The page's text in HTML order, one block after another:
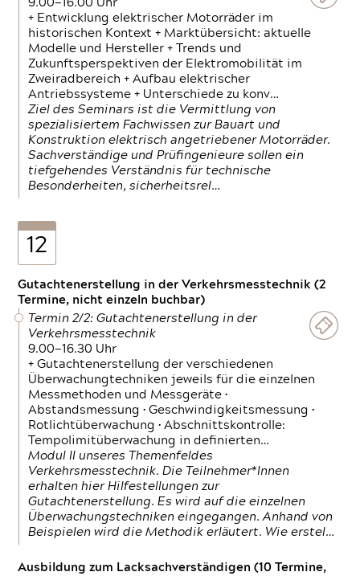
9.00—16.00 Uhr
+ Entwicklung elektrischer Motorräder im
historischen Kontext + Marktübersicht: aktuelle
Modelle und Hersteller + Trends und
Zukunftsperspektiven der Elektromobilität im
Zweiradbereich + Aufbau elektrischer
Antriebssysteme + Unterschiede zu konv…
Ziel des Seminars ist die Vermittlung von
spezialisiertem Fachwissen zur Bauart und
Konstruktion elektrisch angetriebener Motorräder.
Sachverständige und Prüfingenieure sollen ein
tiefgehendes Verständnis für technische
Besonderheiten, sicherheitsrel…
12
Gutachtenerstellung in der Verkehrsmesstechnik (2
Termine, nicht einzeln buchbar)
Termin 2/2: Gutachtenerstellung in der
Verkehrsmesstechnik
9.00—16.30 Uhr
+ Gutachtenerstellung der verschiedenen
Überwachungtechniken jeweils für die einzelnen
Messmethoden und Messgeräte •
Abstandsmessung • Geschwindigkeitsmessung •
Rotlichtüberwachung • Abschnittskontrolle:
Tempolimitüberwachung in definierten…
Modul II unseres Themenfeldes
Verkehrsmesstechnik. Die Teilnehmer*Innen
erhalten hier Hilfestellungen zur
Gutachtenerstellung. Es wird auf die einzelnen
Überwachungstechniken eingegangen. Anhand von
Beispielen wird die Methodik erläutert. Wie erstel…
Ausbildung zum Lacksachverständigen (10 Termine,